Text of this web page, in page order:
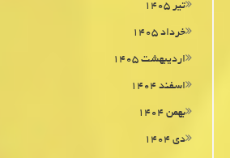
تیر ۱۴۰۵
خرداد ۱۴۰۵
اردیبهشت ۱۴۰۵
اسفند ۱۴۰۴
بهمن ۱۴۰۴
دی ۱۴۰۴